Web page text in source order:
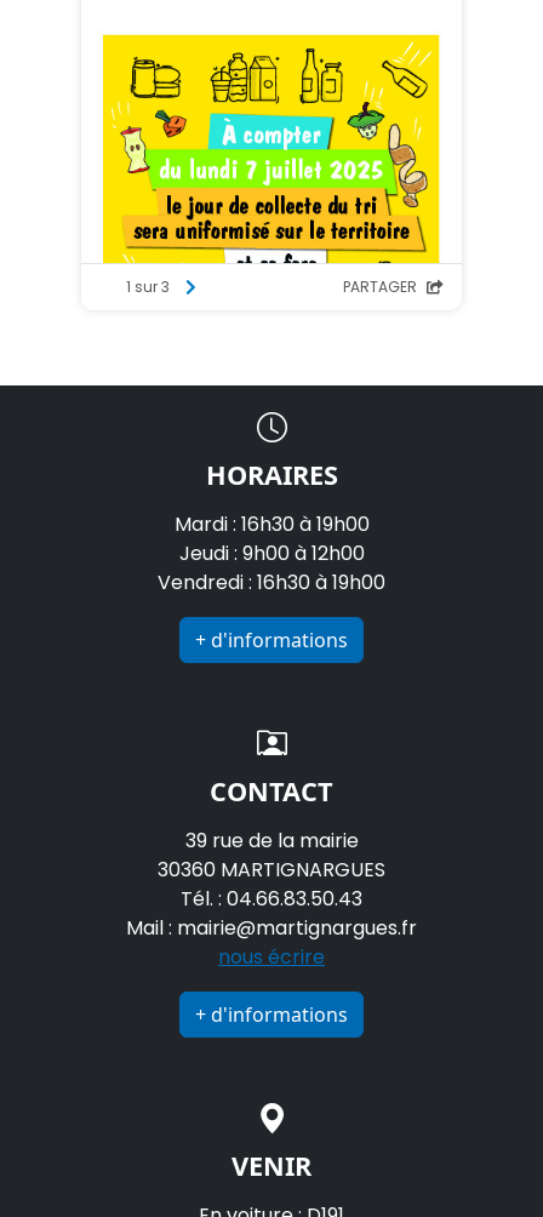
HORAIRES
Mardi : 16h30 à 19h00
Jeudi : 9h00 à 12h00
Vendredi : 16h30 à 19h00
+ d'informations
CONTACT
39 rue de la mairie
30360 MARTIGNARGUES
Tél. : 04.66.83.50.43
Mail : mairie@martignargues.fr
nous écrire
+ d'informations
VENIR